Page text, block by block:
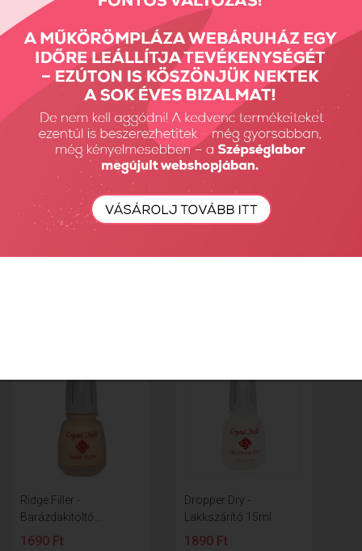
2in1 - alapozó és
1190 Ft 1190 Ft
Ridge Filler -
Barázdakitöltő...
1690 Ft
Dropper Dry -
Lakkszárító 15ml
1890 Ft